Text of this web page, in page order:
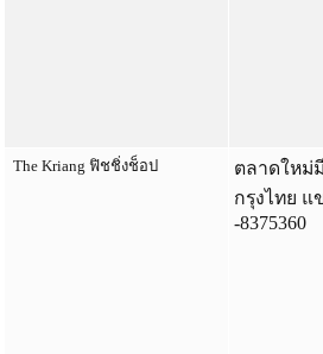
The Kriang ฟิชชิ่งช็อป
ตลาดใหม่
กรุงไทย แ
-8375360